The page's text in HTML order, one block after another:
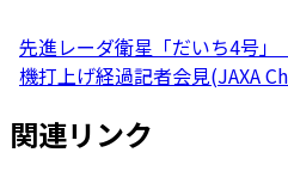
先進レーダ衛星「だいち4号
機打上げ経過記者会見(JAXA
関連リンク